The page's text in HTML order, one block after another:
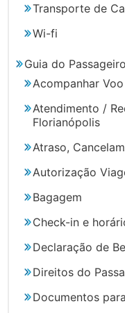
Transporte de
Wi-fi
Guia do Passageiro
Acompanhar
Atendimento /
Florianópolis
Atraso,
Autorização
Bagagem
Check-in e
Declaração de
Direitos do
Documentos